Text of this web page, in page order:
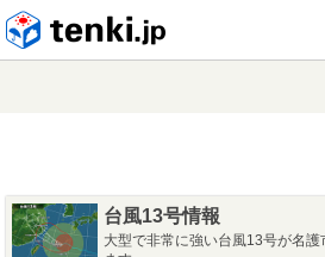
台風13号情報
大型で非常に強い台風13号が名